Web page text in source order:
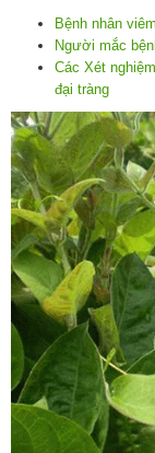
Bệnh nhân
Người mắc
Các Xét
đại tràng